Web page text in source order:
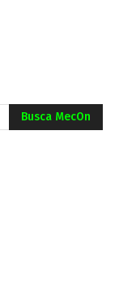
Busca MecOn